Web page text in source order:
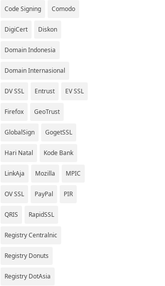
Code Signing Comodo
DigiCert Diskon
Domain Indonesia
Domain Internasional
DV SSL Entrust EV SSL
Firefox GeoTrust
GlobalSign GogetSSL
Hari Natal Kode Bank
LinkAja Mozilla MPIC
OV SSL PayPal PIR
QRIS RapidSSL
Registry Centralnic
Registry Donuts
Registry DotAsia